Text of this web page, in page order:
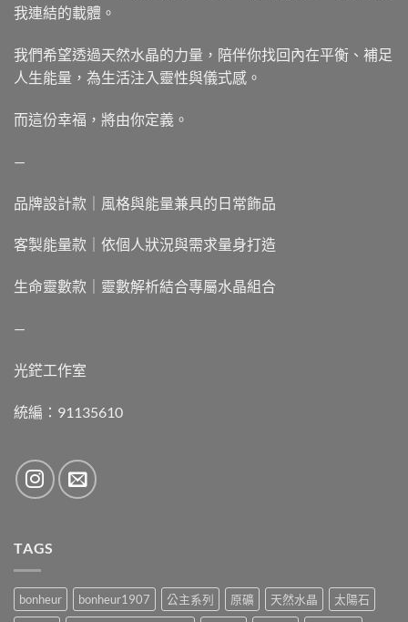
我連結的載體。
我們希望透過天然水晶的力量，陪伴你找回內在平衡、補足
人生能量，為生活注入靈性與儀式感。
而這份幸福，將由你定義。
—
品牌設計款｜風格與能量兼具的日常飾品
客製能量款｜依個人狀況與需求量身打造
生命靈數款｜靈數解析結合專屬水晶組合
—
光鋩工作室
統編：91135610
TAGS
bonheur bonheur1907 公主系列 原礦 天然水晶
太陽石